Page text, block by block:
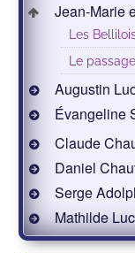
Jean-Marie
Les
Le
Augustin
Évangeline
Claude
Daniel
Serge
Mathilde